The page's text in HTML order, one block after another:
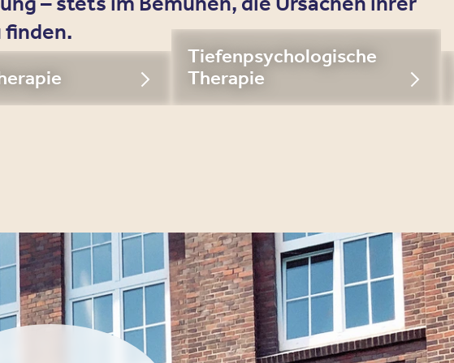
finden.
Tiefenpsychologische
Therapie